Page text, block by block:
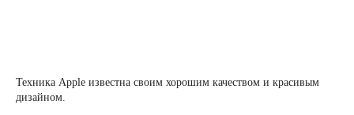
Техника Apple известна своим хорошим качеством и красивым
дизайном.